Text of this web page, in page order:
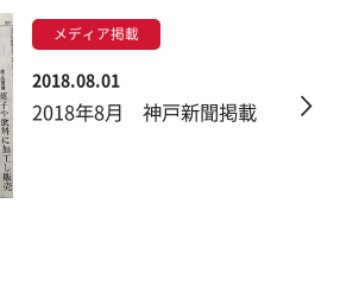
メディア掲載
2018.08.01
2018年8月 神戸新聞掲載